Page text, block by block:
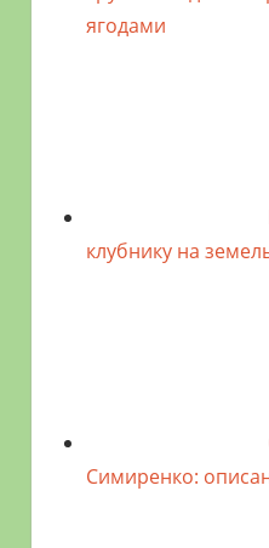
ягодами
клубнику на
Симиренко: